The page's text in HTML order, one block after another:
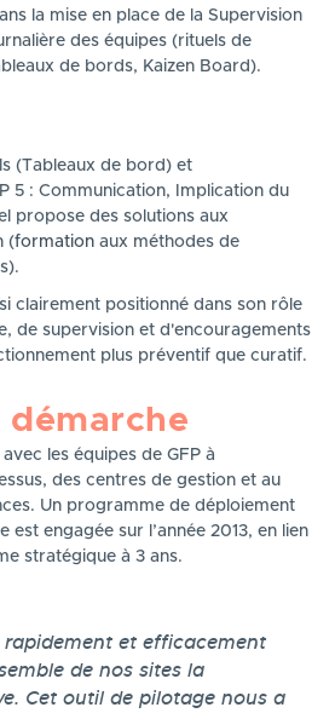
la mise en place de la Supervision
des équipes (rituels de
de bords, Kaizen Board).
(Tableaux de bord) et
5 : Communication, Implication du
propose des solutions aux
(formation aux méthodes de
clairement positionné dans son rôle
de supervision et d'encouragements
plus préventif que curatif.
démarche
les équipes de GFP à
des centres de gestion et au
Un programme de déploiement
est engagée sur l’année 2013, en lien
stratégique à 3 ans.
et efficacement
de nos sites la
Cet outil de pilotage nous a